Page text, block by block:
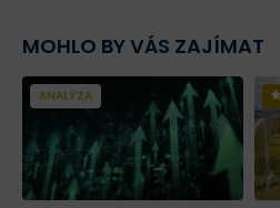
MOHLO BY VÁS ZAJÍMAT
ANALÝZA